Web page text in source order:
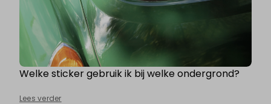
Welke sticker gebruik ik bij welke ondergrond?
Lees verder